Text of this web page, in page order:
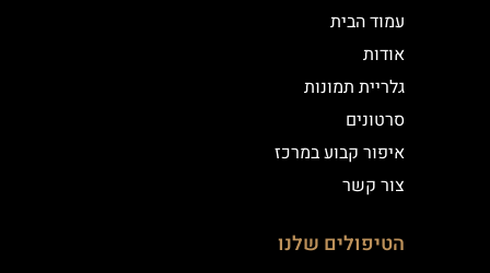
עמוד הבית
אודות
גלריית תמונות
סרטונים
איפור קבוע במרכז
צור קשר
הטיפולים שלנו